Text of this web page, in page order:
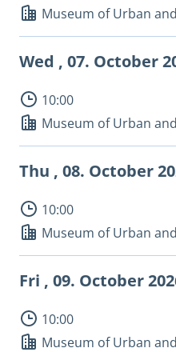
Museum of Urban
Wed , 07. October
10:00
Museum of Urban
Thu , 08. October
10:00
Museum of Urban
Fri , 09. October
10:00
Museum of Urban